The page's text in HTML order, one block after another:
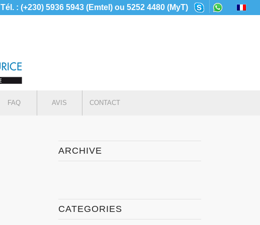
Tél. : (+230) 5936 5943 (Emtel) ou 5252 4480 (MyT)
FAQ AVIS CONTACT
ARCHIVE
CATEGORIES